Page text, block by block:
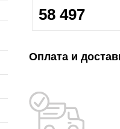
58 497
Оплата и